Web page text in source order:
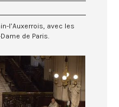
l’Auxerrois, avec les
de Paris.